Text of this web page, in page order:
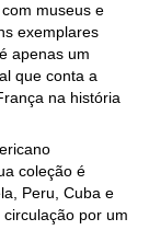
museus e
exemplares
apenas um
que conta a
na história
coleção é
Peru, Cuba e
por um